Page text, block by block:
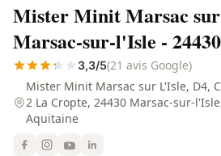
Mister Minit Marsac
Marsac-sur-l'Isle - 24430
3,3/5(21 avis Google)
Mister Minit Marsac sur L'Isle, D4,
2 La Cropte, 24430 Marsac-sur-
Aquitaine